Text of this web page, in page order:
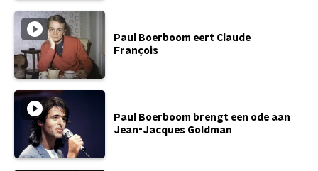
Paul Boerboom eert Claude
François
Paul Boerboom brengt een ode aan
Jean-Jacques Goldman